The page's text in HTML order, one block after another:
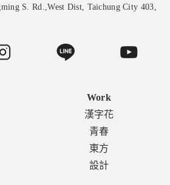
S. Rd.,West Dist, Taichung City 403,
Work
漢字花
青春
東方
設計